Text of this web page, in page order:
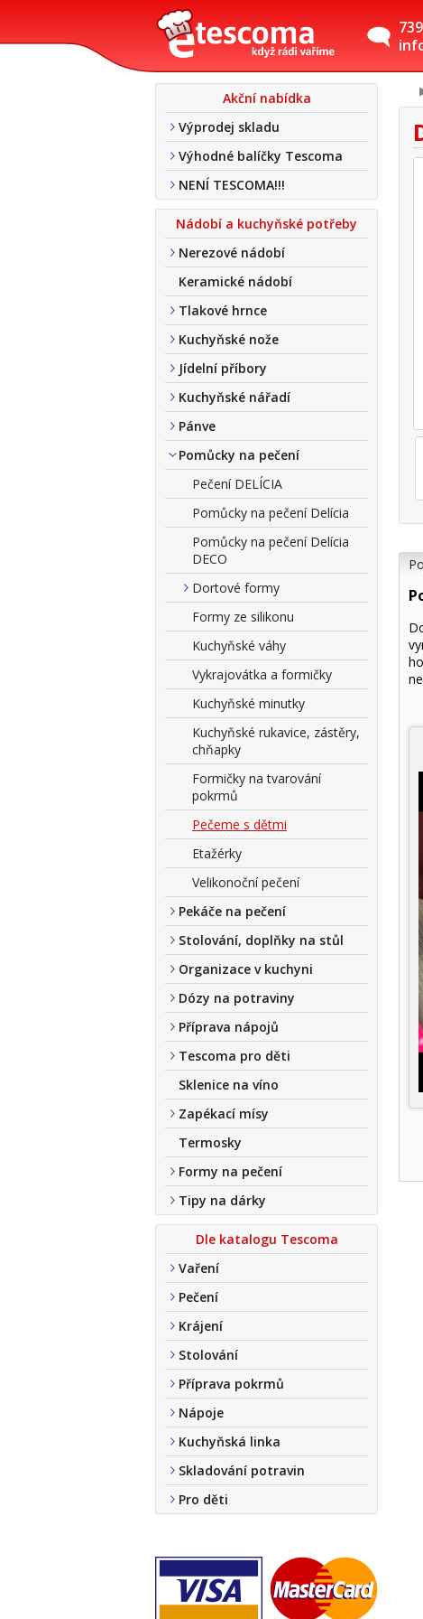
Akční nabídka
Výprodej skladu
Výhodné balíčky Tescoma
NENÍ TESCOMA!!!
Nádobí a kuchyňské potřeby
Nerezové nádobí
Keramické nádobí
Tlakové hrnce
Kuchyňské nože
Jídelní příbory
Kuchyňské nářadí
Pánve
Pomůcky na pečení
Pečení DELÍCIA
Pomůcky na pečení Delícia
Pomůcky na pečení Delícia
DECO
Dortové formy
Formy ze silikonu
Kuchyňské váhy
Vykrajovátka a formičky
Kuchyňské minutky
Kuchyňské rukavice, zástěry,
chňapky
Formičky na tvarování
pokrmů
Pečeme s dětmi
Etažérky
Velikonoční pečení
Pekáče na pečení
Stolování, doplňky na stůl
Organizace v kuchyni
Dózy na potraviny
Příprava nápojů
Tescoma pro děti
Sklenice na víno
Zapékací mísy
Termosky
Formy na pečení
Tipy na dárky
Dle katalogu Tescoma
Vaření
Pečení
Krájení
Stolování
Příprava pokrmů
Nápoje
Kuchyňská linka
Skladování potravin
Pro děti